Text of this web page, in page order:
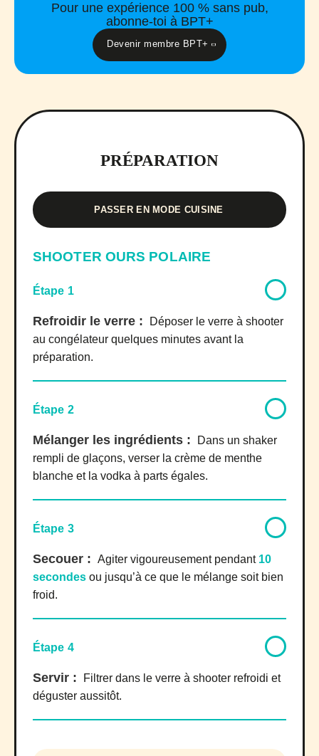
Pour une expérience 100 % sans pub,
abonne-toi à BPT+
Devenir membre BPT+
PRÉPARATION
PASSER EN MODE CUISINE
SHOOTER OURS POLAIRE
Étape 1
Refroidir le verre :
Déposer le verre à shooter
au congélateur quelques minutes avant la
préparation.
Étape 2
Mélanger les ingrédients :
Dans un shaker
rempli de glaçons, verser la crème de menthe
blanche et la vodka à parts égales.
Étape 3
Secouer : Agiter vigoureusement pendant 10
secondes ou jusqu’à ce que le mélange soit bien
froid.
Étape 4
Servir :
Filtrer dans le verre à shooter refroidi et
déguster aussitôt.